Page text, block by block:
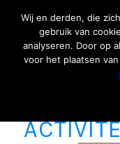
PASEN:
Wij en derden, die
gebruik van
analyseren. Door op
voor het plaatsen